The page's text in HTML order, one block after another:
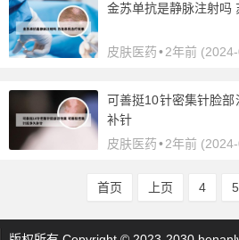
金苏单抗是静脉注射吗
皮肤医药•2年前
可善挺10针密集针脸
补针
皮肤医药•2年前
首页 上页 4 5